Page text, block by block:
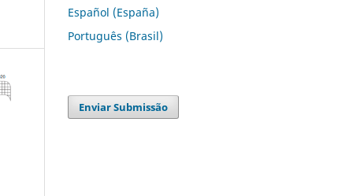
Español (España)
Português (Brasil)
Enviar Submissão